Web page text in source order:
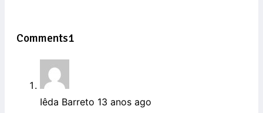
Comments1
Iêda Barreto 13 anos ago